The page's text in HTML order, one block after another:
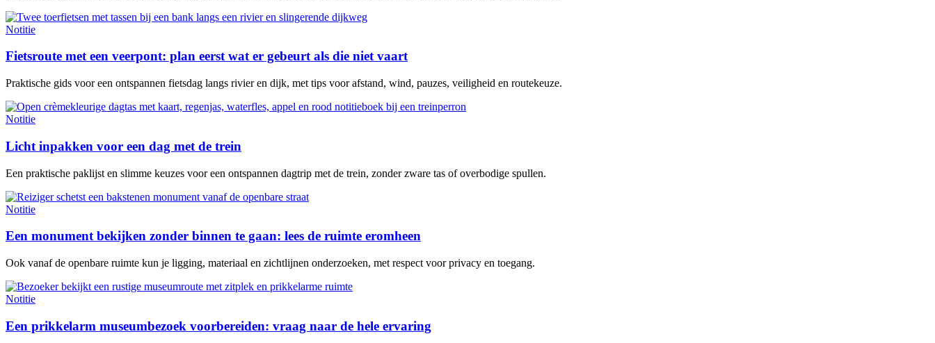
Notitie
Fietsroute met een veerpont: plan eerst wat er gebeurt als die niet vaart
Praktische gids voor een ontspannen fietsdag langs rivier en dijk, met tips voor afstand, wind, pauzes, veiligheid en routekeuze.
Notitie
Licht inpakken voor een dag met de trein
Een praktische paklijst en slimme keuzes voor een ontspannen dagtrip met de trein, zonder zware tas of overbodige spullen.
Notitie
Een monument bekijken zonder binnen te gaan: lees de ruimte eromheen
Ook vanaf de openbare ruimte kun je ligging, materiaal en zichtlijnen onderzoeken, met respect voor privacy en toegang.
Notitie
Een prikkelarm museumbezoek voorbereiden: vraag naar de hele ervaring